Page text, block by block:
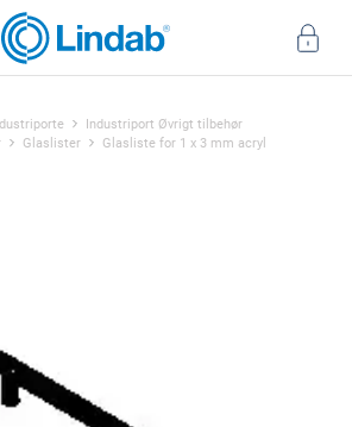
Industriport Øvrigt tilbehør
Glaslister Glasliste for 1 x 3 mm acryl